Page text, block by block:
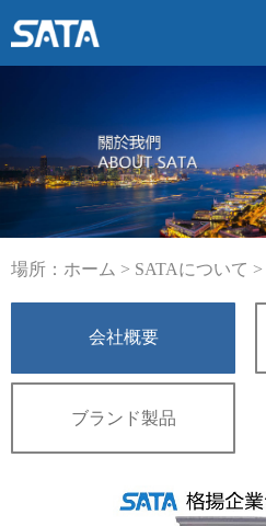
場所： ホーム > SATAについて >
会社概要
ブランド製品